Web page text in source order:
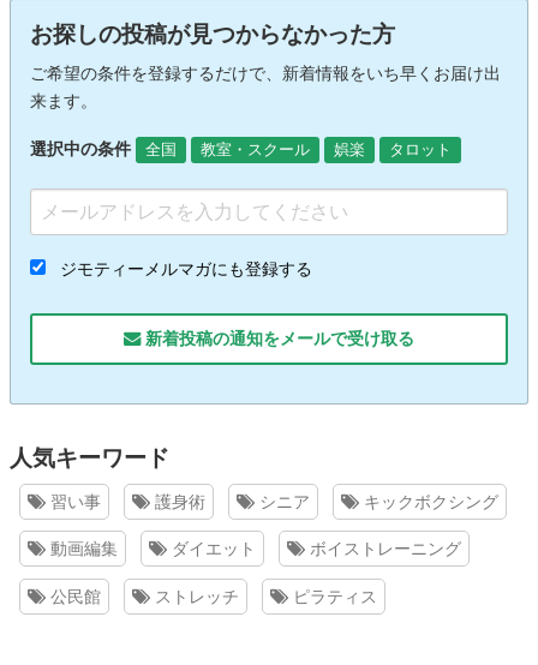
お探しの投稿が見つからなかった方
ご希望の条件を登録するだけで、新着情報をいち早くお届け出
来ます。
選択中の条件 全国 教室・スクール 娯楽 タロット
ジモティーメルマガにも登録する
新着投稿の通知をメールで受け取る
人気キーワード
習い事 護身術 シニア キックボクシング
動画編集 ダイエット ボイストレーニング
公民館 ストレッチ ピラティス